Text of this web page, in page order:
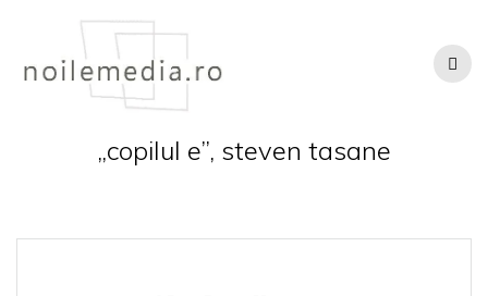
„copilul e”, steven tasane